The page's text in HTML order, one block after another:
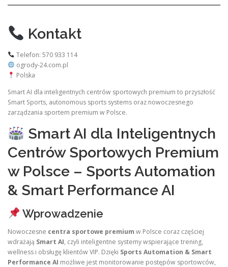
Kontakt
Telefon: 570 933 114
ogrody-24.com.pl
Polska
Smart AI dla inteligentnych centrów sportowych premium to przyszłość
Smart Sports, autonomous sports systems oraz nowoczesnego
zarządzania sportem premium w Polsce.
Smart AI dla Inteligentnych
Centrów Sportowych Premium
w Polsce – Sports Automation
& Smart Performance AI
Wprowadzenie
Nowoczesne centra sportowe premium w Polsce coraz częściej
wdrażają Smart AI, czyli inteligentne systemy wspierające trening,
wellness i obsługę klientów VIP. Dzięki Sports Automation & Smart
Performance AI możliwe jest monitorowanie postępów sportowców,